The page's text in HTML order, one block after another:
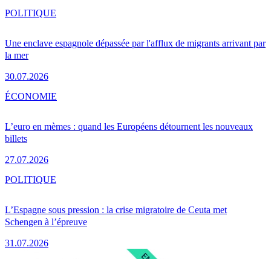
Une enclave espagnole dépassée par l'afflux de migrants arrivant par
la mer
30.07.2026
POLITIQUE
L’euro en mèmes : quand les Européens détournent les nouveaux
billets
27.07.2026
ÉCONOMIE
L’Espagne sous pression : la crise migratoire de Ceuta met
Schengen à l’épreuve
31.07.2026
POLITIQUE